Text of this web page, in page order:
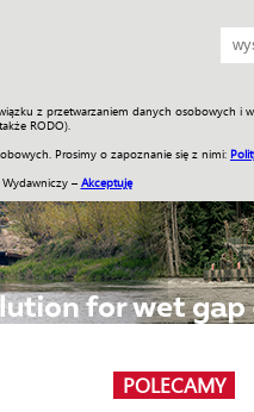
z przetwarzaniem danych osobowych i
RODO).
Prosimy o zapoznanie się z nimi:
– Akceptuję
ENGLISH SKLEP
POLECAMY